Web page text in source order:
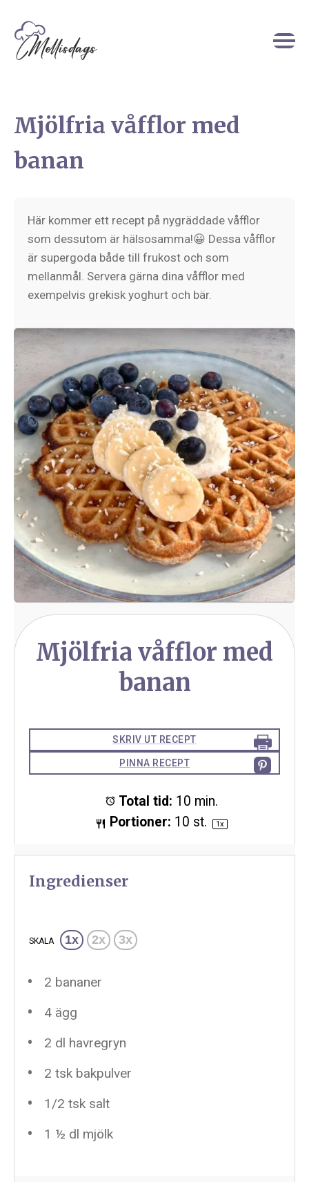
Mjölfria våfflor med
banan
Här kommer ett recept på nygräddade våfflor
som dessutom är hälsosamma!😀 Dessa våfflor
är supergoda både till frukost och som
mellanmål. Servera gärna dina våfflor med
exempelvis grekisk yoghurt och bär.
Mjölfria våfflor med
banan
SKRIV UT RECEPT
PINNA RECEPT
Total tid: 10 min.
Portioner: 10 st. 1x
Ingredienser
SKALA 1x 2x 3x
2 bananer
4ägg
2 dl havregryn
2 tsk bakpulver
1/2 tsk salt
1 ½ dl mjölk